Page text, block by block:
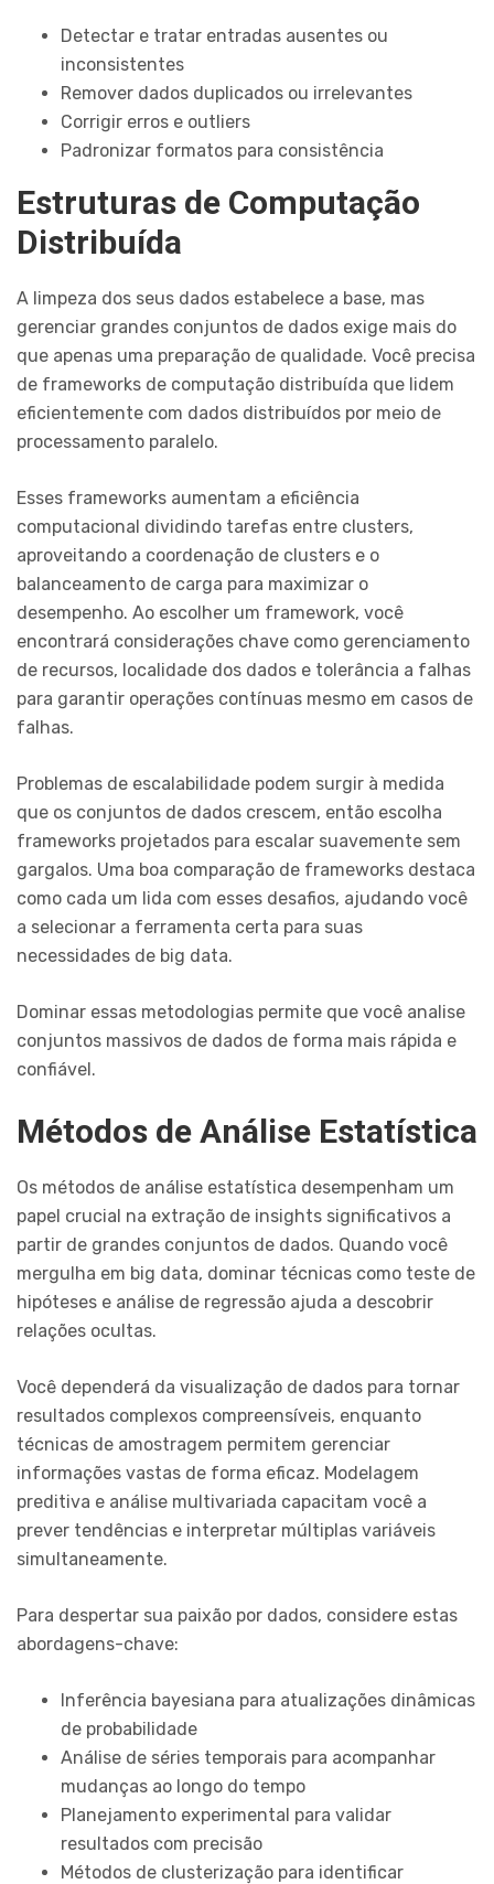
Detectar e tratar entradas ausentes ou
inconsistentes
Remover dados duplicados ou irrelevantes
Corrigir erros e outliers
Padronizar formatos para consistência
Estruturas de Computação
Distribuída
A limpeza dos seus dados estabelece a base, mas
gerenciar grandes conjuntos de dados exige mais do
que apenas uma preparação de qualidade. Você precisa
de frameworks de computação distribuída que lidem
eficientemente com dados distribuídos por meio de
processamento paralelo.
Esses frameworks aumentam a eficiência
computacional dividindo tarefas entre clusters,
aproveitando a coordenação de clusters e o
balanceamento de carga para maximizar o
desempenho. Ao escolher um framework, você
encontrará considerações chave como gerenciamento
de recursos, localidade dos dados e tolerância a falhas
para garantir operações contínuas mesmo em casos de
falhas.
Problemas de escalabilidade podem surgir à medida
que os conjuntos de dados crescem, então escolha
frameworks projetados para escalar suavemente sem
gargalos. Uma boa comparação de frameworks destaca
como cada um lida com esses desafios, ajudando você
a selecionar a ferramenta certa para suas
necessidades de big data.
Dominar essas metodologias permite que você analise
conjuntos massivos de dados de forma mais rápida e
confiável.
Métodos de Análise Estatística
Os métodos de análise estatística desempenham um
papel crucial na extração de insights significativos a
partir de grandes conjuntos de dados. Quando você
mergulha em big data, dominar técnicas como teste de
hipóteses e análise de regressão ajuda a descobrir
relações ocultas.
Você dependerá da visualização de dados para tornar
resultados complexos compreensíveis, enquanto
técnicas de amostragem permitem gerenciar
informações vastas de forma eficaz. Modelagem
preditiva e análise multivariada capacitam você a
prever tendências e interpretar múltiplas variáveis
simultaneamente.
Para despertar sua paixão por dados, considere estas
abordagens-chave:
Inferência bayesiana para atualizações dinâmicas
de probabilidade
Análise de séries temporais para acompanhar
mudanças ao longo do tempo
Planejamento experimental para validar
resultados com precisão
Métodos de clusterização para identificar